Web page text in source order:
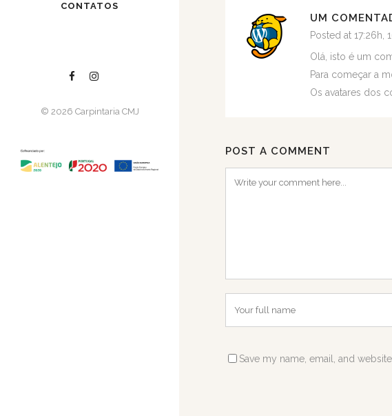
CONTATOS
© 2026 Carpintaria CMJ
UM
Posted at 17:26h,
Olá, isto é um
Para começar a
Os avatares dos
POST A COMMENT
Save my name, email, and